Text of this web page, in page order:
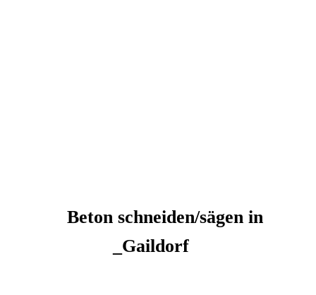
Beton schneiden/sägen in
_Gaildorf